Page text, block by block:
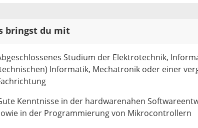
bringst du mit
Studium der Elektrotechnik,
Informatik, Mechatronik oder einer
Kenntnisse in der hardwarenahen
in der Programmierung von Mikrocontrollern